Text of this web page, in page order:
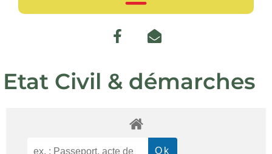
Etat Civil & démarches